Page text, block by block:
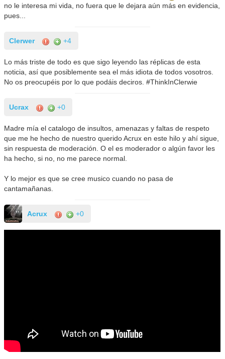
no le interesa mi vida, no fuera que le dejara aún más en evidencia,
pues...
Clerwer +4
Lo más triste de todo es que sigo leyendo las réplicas de esta
noticia, así que posiblemente sea el más idiota de todos vosotros.
No os preocupéis por lo que podáis deciros. #ThinkInClerwie
Ucrax +0
Madre mía el catalogo de insultos, amenazas y faltas de respeto
que me he hecho de nuestro querido Acrux en este hilo y ahí sigue,
sin respuesta de moderación. O el es moderador o algún favor les
ha hecho, si no, no me parece normal.
Y lo mejor es que se cree musico cuando no pasa de
cantamañanas.
Acrux +0